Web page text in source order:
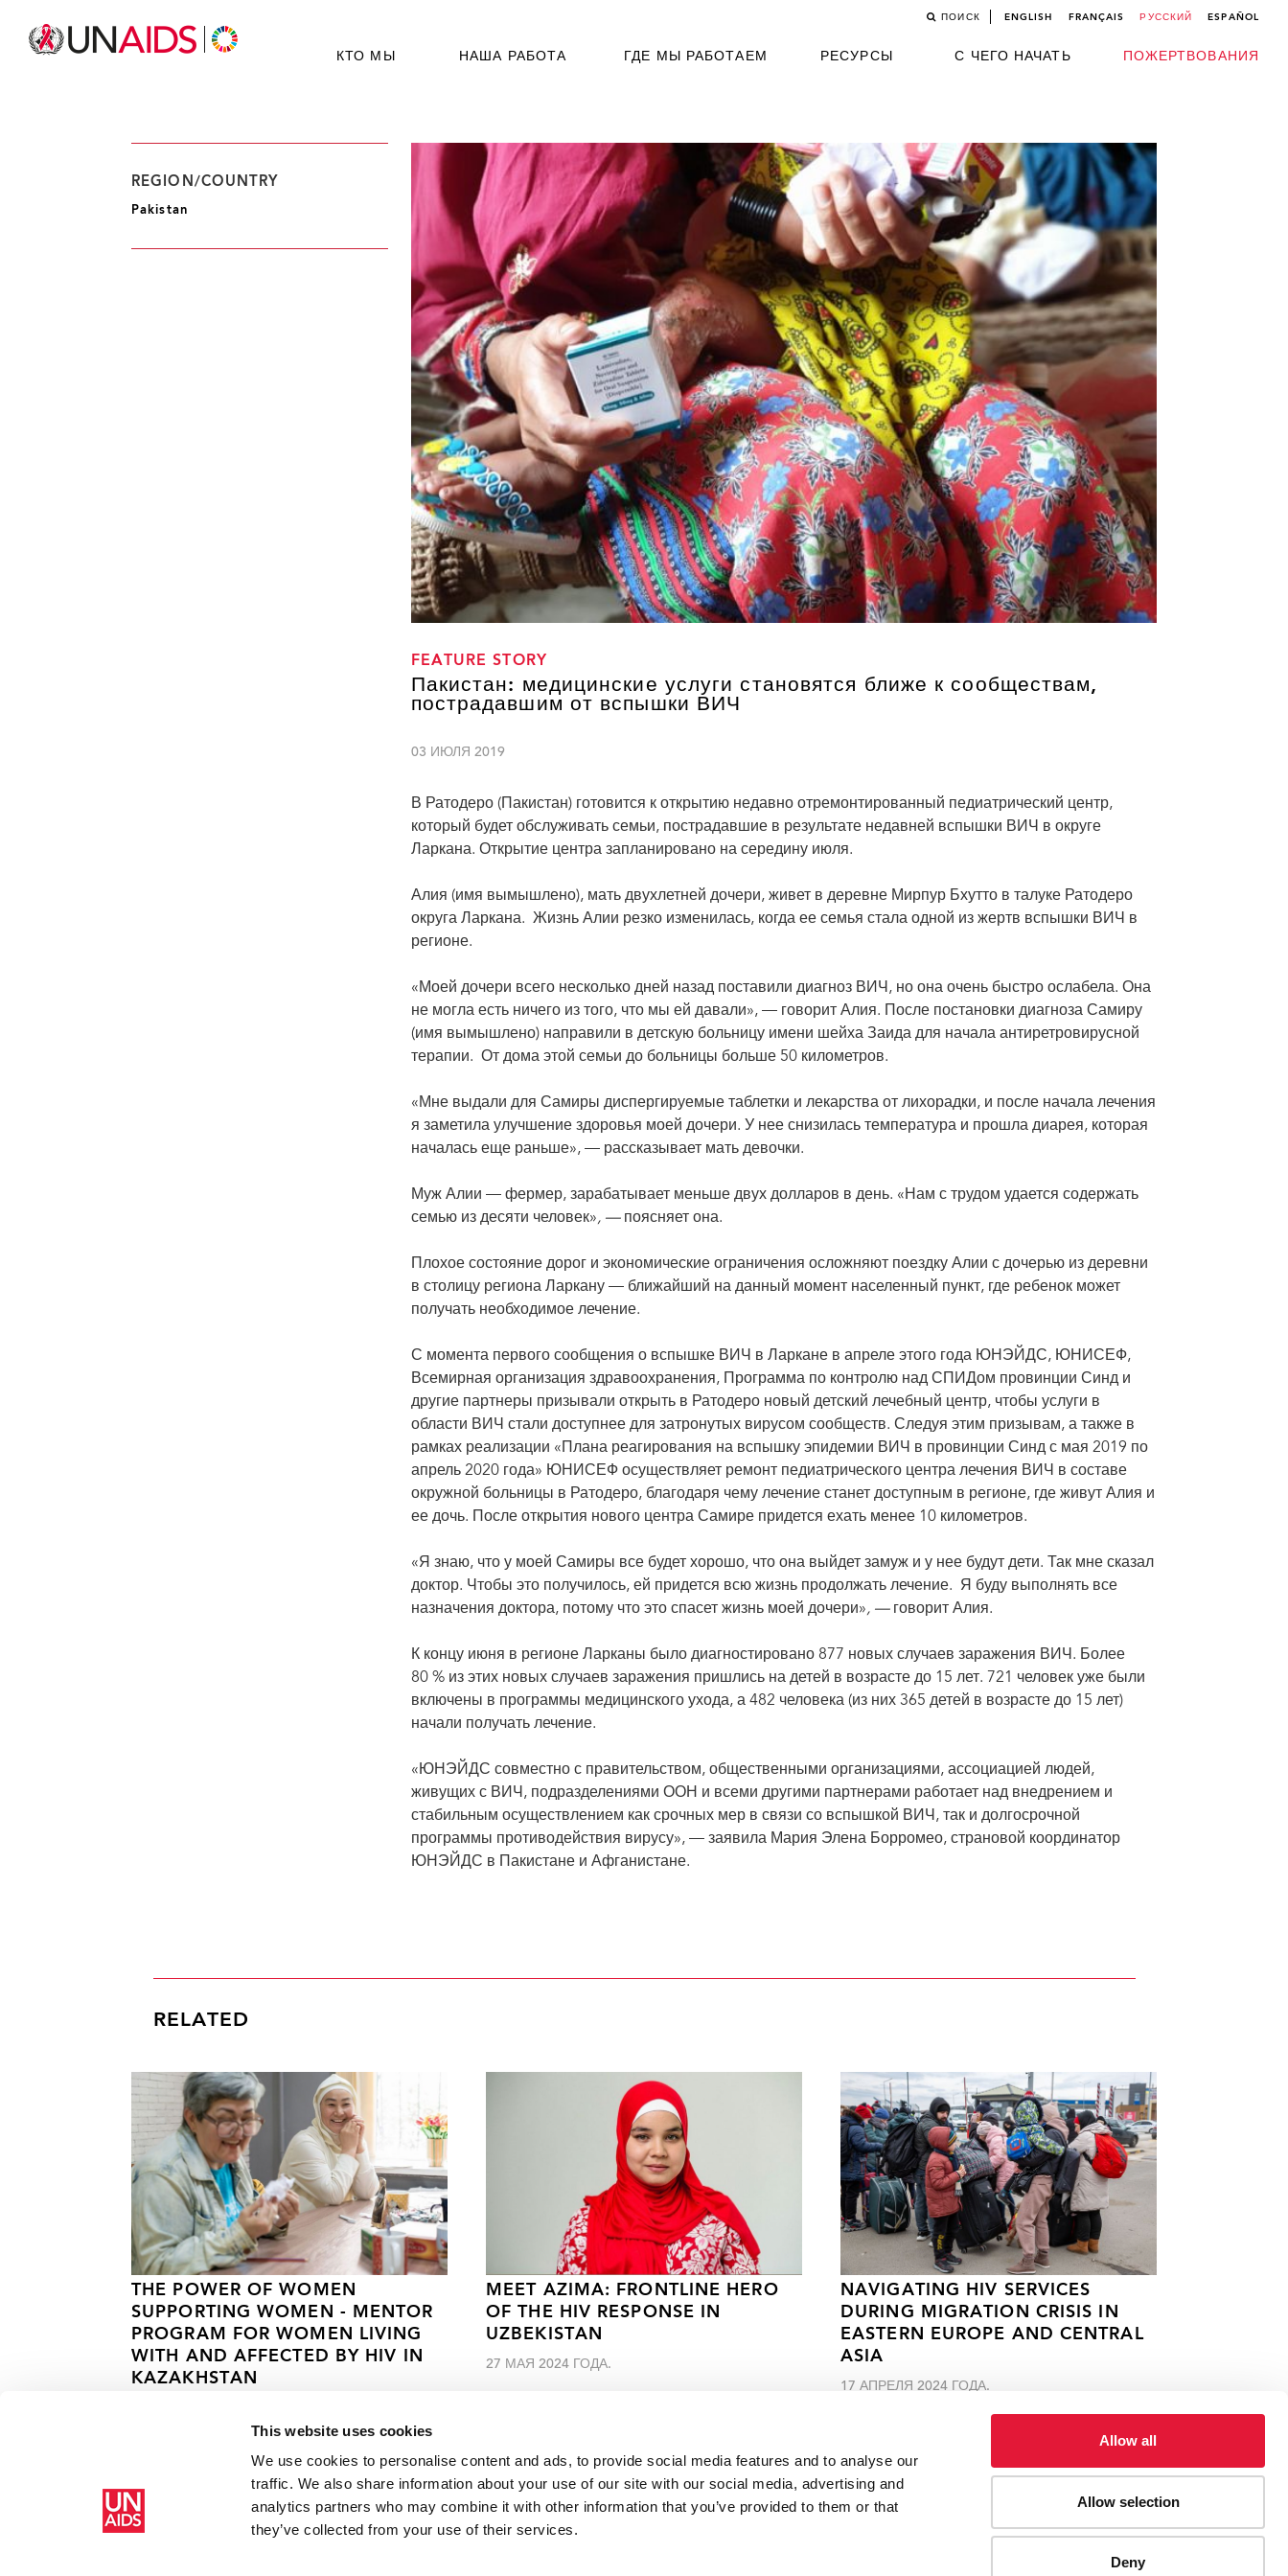
This website uses cookies
We use cookies to personalise content and ads, to provide social media features and to analyse our
traffic. We also share information about your use of our site with our social media, advertising and
analytics partners who may combine it with other information that you’ve provided to them or that
they’ve collected from your use of their services.
Allow all
Allow selection
Deny
ПОИСК ENGLISH FRANÇAIS РУССКИЙ ESPAÑOL
КТО МЫ НАША РАБОТА ГДЕ МЫ РАБОТАЕМ РЕСУРСЫ С ЧЕГО НАЧАТЬ ПОЖЕРТВОВАНИЯ
FEATURE STORY
Пакистан: медицинские услуги становятся ближе к сообществам,
пострадавшим от вспышки ВИЧ
03 ИЮЛЯ 2019
В Ратодеро (Пакистан) готовится к открытию недавно отремонтированный педиатрический центр,
который будет обслуживать семьи, пострадавшие в результате недавней вспышки ВИЧ в округе
Ларкана. Открытие центра запланировано на середину июля.
Алия (имя вымышлено), мать двухлетней дочери, живет в деревне Мирпур Бхутто в талуке Ратодеро
округа Ларкана. Жизнь Алии резко изменилась, когда ее семья стала одной из жертв вспышки ВИЧ в
регионе.
«Моей дочери всего несколько дней назад поставили диагноз ВИЧ, но она очень быстро ослабела. Она
не могла есть ничего из того, что мы ей давали», — говорит Алия. После постановки диагноза Самиру
(имя вымышлено) направили в детскую больницу имени шейха Заида для начала антиретровирусной
терапии. От дома этой семьи до больницы больше 50 километров.
«Мне выдали для Самиры диспергируемые таблетки и лекарства от лихорадки, и после начала лечения
я заметила улучшение здоровья моей дочери. У нее снизилась температура и прошла диарея, которая
началась еще раньше», — рассказывает мать девочки.
Муж Алии — фермер, зарабатывает меньше двух долларов в день. «Нам с трудом удается содержать
семью из десяти человек», — поясняет она.
Плохое состояние дорог и экономические ограничения осложняют поездку Алии с дочерью из деревни
в столицу региона Ларкану — ближайший на данный момент населенный пункт, где ребенок может
получать необходимое лечение.
С момента первого сообщения о вспышке ВИЧ в Ларкане в апреле этого года ЮНЭЙДС, ЮНИСЕФ,
Всемирная организация здравоохранения, Программа по контролю над СПИДом провинции Синд и
другие партнеры призывали открыть в Ратодеро новый детский лечебный центр, чтобы услуги в
области ВИЧ стали доступнее для затронутых вирусом сообществ. Следуя этим призывам, а также в
рамках реализации «Плана реагирования на вспышку эпидемии ВИЧ в провинции Синд с мая 2019 по
апрель 2020 года» ЮНИСЕФ осуществляет ремонт педиатрического центра лечения ВИЧ в составе
окружной больницы в Ратодеро, благодаря чему лечение станет доступным в регионе, где живут Алия и
ее дочь. После открытия нового центра Самире придется ехать менее 10 километров.
«Я знаю, что у моей Самиры все будет хорошо, что она выйдет замуж и у нее будут дети. Так мне сказал
доктор. Чтобы это получилось, ей придется всю жизнь продолжать лечение. Я буду выполнять все
назначения доктора, потому что это спасет жизнь моей дочери», — говорит Алия.
К концу июня в регионе Ларканы было диагностировано 877 новых случаев заражения ВИЧ. Более
80 % из этих новых случаев заражения пришлись на детей в возрасте до 15 лет. 721 человек уже были
включены в программы медицинского ухода, а 482 человека (из них 365 детей в возрасте до 15 лет)
начали получать лечение.
«ЮНЭЙДС совместно с правительством, общественными организациями, ассоциацией людей,
живущих с ВИЧ, подразделениями ООН и всеми другими партнерами работает над внедрением и
стабильным осуществлением как срочных мер в связи со вспышкой ВИЧ, так и долгосрочной
программы противодействия вирусу», — заявила Мария Элена Борромео, страновой координатор
ЮНЭЙДС в Пакистане и Афганистане.
REGION/COUNTRY
Pakistan
RELATED
THE POWER OF WOMEN
SUPPORTING WOMEN - MENTOR
PROGRAM FOR WOMEN LIVING
WITH AND AFFECTED BY HIV IN
KAZAKHSTAN
MEET AZIMA: FRONTLINE HERO
OF THE HIV RESPONSE IN
UZBEKISTAN
27 МАЯ 2024 ГОДА.
NAVIGATING HIV SERVICES
DURING MIGRATION CRISIS IN
EASTERN EUROPE AND CENTRAL
ASIA
17 АПРЕЛЯ 2024 ГОДА.
Ресурсы Пакистан: медицинские услуги становятся ближе к сообществам, пострадавшим от вспышки ВИЧ